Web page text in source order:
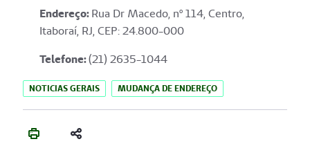
Endereço:Rua Dr Macedo, nº 114, Centro,
Itaboraí, RJ, CEP: 24.800-000
Telefone:(21) 2635-1044
NOTICIAS GERAIS MUDANÇA DE ENDEREÇO